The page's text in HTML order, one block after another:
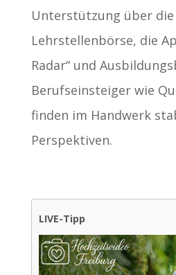
Unterstützung über die
Lehrstellenbörse, die
Radar“ und
Berufseinsteiger wie
finden im Handwerk
Perspektiven.
LIVE-Tipp